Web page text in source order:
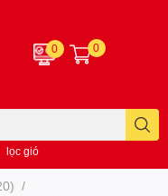
lọc gió
0 0
/